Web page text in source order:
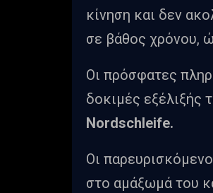
κίνηση και δεν
σε βάθος χρόνου,
Οι πρόσφατες
δοκιμές εξέλιξής
Nordschleife.
Οι
στο αμάξωμά του